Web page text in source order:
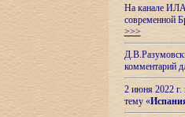
На канале ИЛА
современной
>>>
комментарий
2 июня 2022 г.
тему «